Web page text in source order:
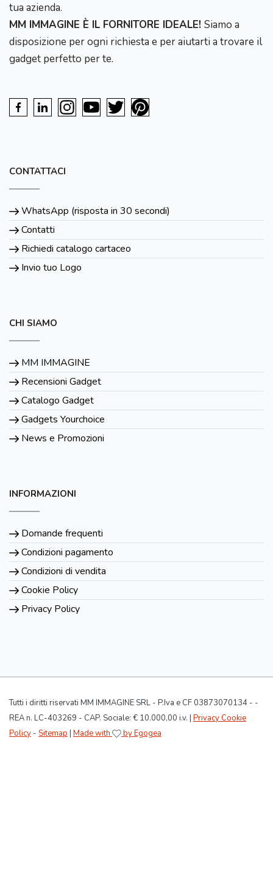
tua azienda.
MM IMMAGINE È IL FORNITORE IDEALE! Siamo a
disposizione per ogni richiesta e per aiutarti a trovare il
gadget perfetto per te.
CONTATTACI
WhatsApp (risposta in 30 secondi)
Contatti
Richiedi catalogo cartaceo
Invio tuo Logo
CHI SIAMO
MM IMMAGINE
Recensioni Gadget
Catalogo Gadget
Gadgets Yourchoice
News e Promozioni
INFORMAZIONI
Domande frequenti
Condizioni pagamento
Condizioni di vendita
Cookie Policy
Privacy Policy
Tutti i diritti riservati MM IMMAGINE SRL - P.Iva e CF 03873070134 - -
REA n. LC-403269 - CAP. Sociale: € 10.000,00 i.v. | Privacy Cookie
Policy - Sitemap | Made with by Egogea